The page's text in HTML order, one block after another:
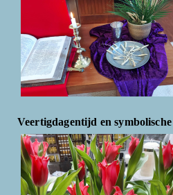
Veertigdagentijd en